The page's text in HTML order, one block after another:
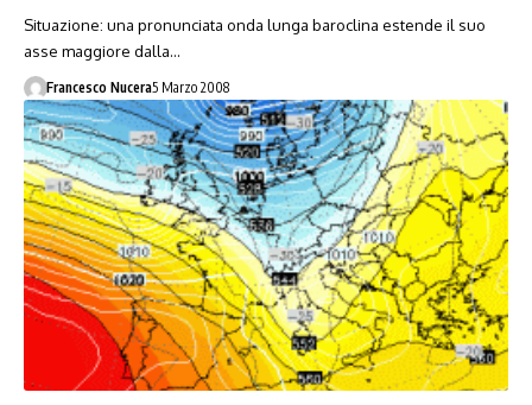
Situazione: una pronunciata onda lunga baroclina estende il suo
asse maggiore dalla…
Francesco Nucera5 Marzo 2008